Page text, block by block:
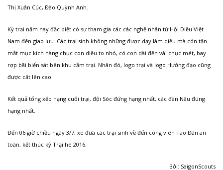
Thị Xuân Cúc, Đào Quỳnh Anh.
Kỳ trại năm nay đăc biệt có sự tham gia các các nghệ nhân từ Hội Diều Việt
Nam đến giao lưu. Các trại sinh không những được dạy làm diều mà cón tận
mắt mục kích hàng chục con diều to nhỏ, có con dài đến vài chục mét, bay
rợp bãi biển sát bên khu cắm trại. Nhân đó, logo trại và logo Hướng đạo cũng
được cất lên cao.
Kết quả tổng xếp hạng cuối trại, đội Sóc đứng hạng nhất, các đàn Nâu đúng
hạng nhất.
Đến 06 giờ chiều ngày 3/7, xe đưa các trại sinh về đến công viên Tao Đàn an
toàn, kết thúc kỳ Trại hè 2016.
Bởi: SaigonScouts